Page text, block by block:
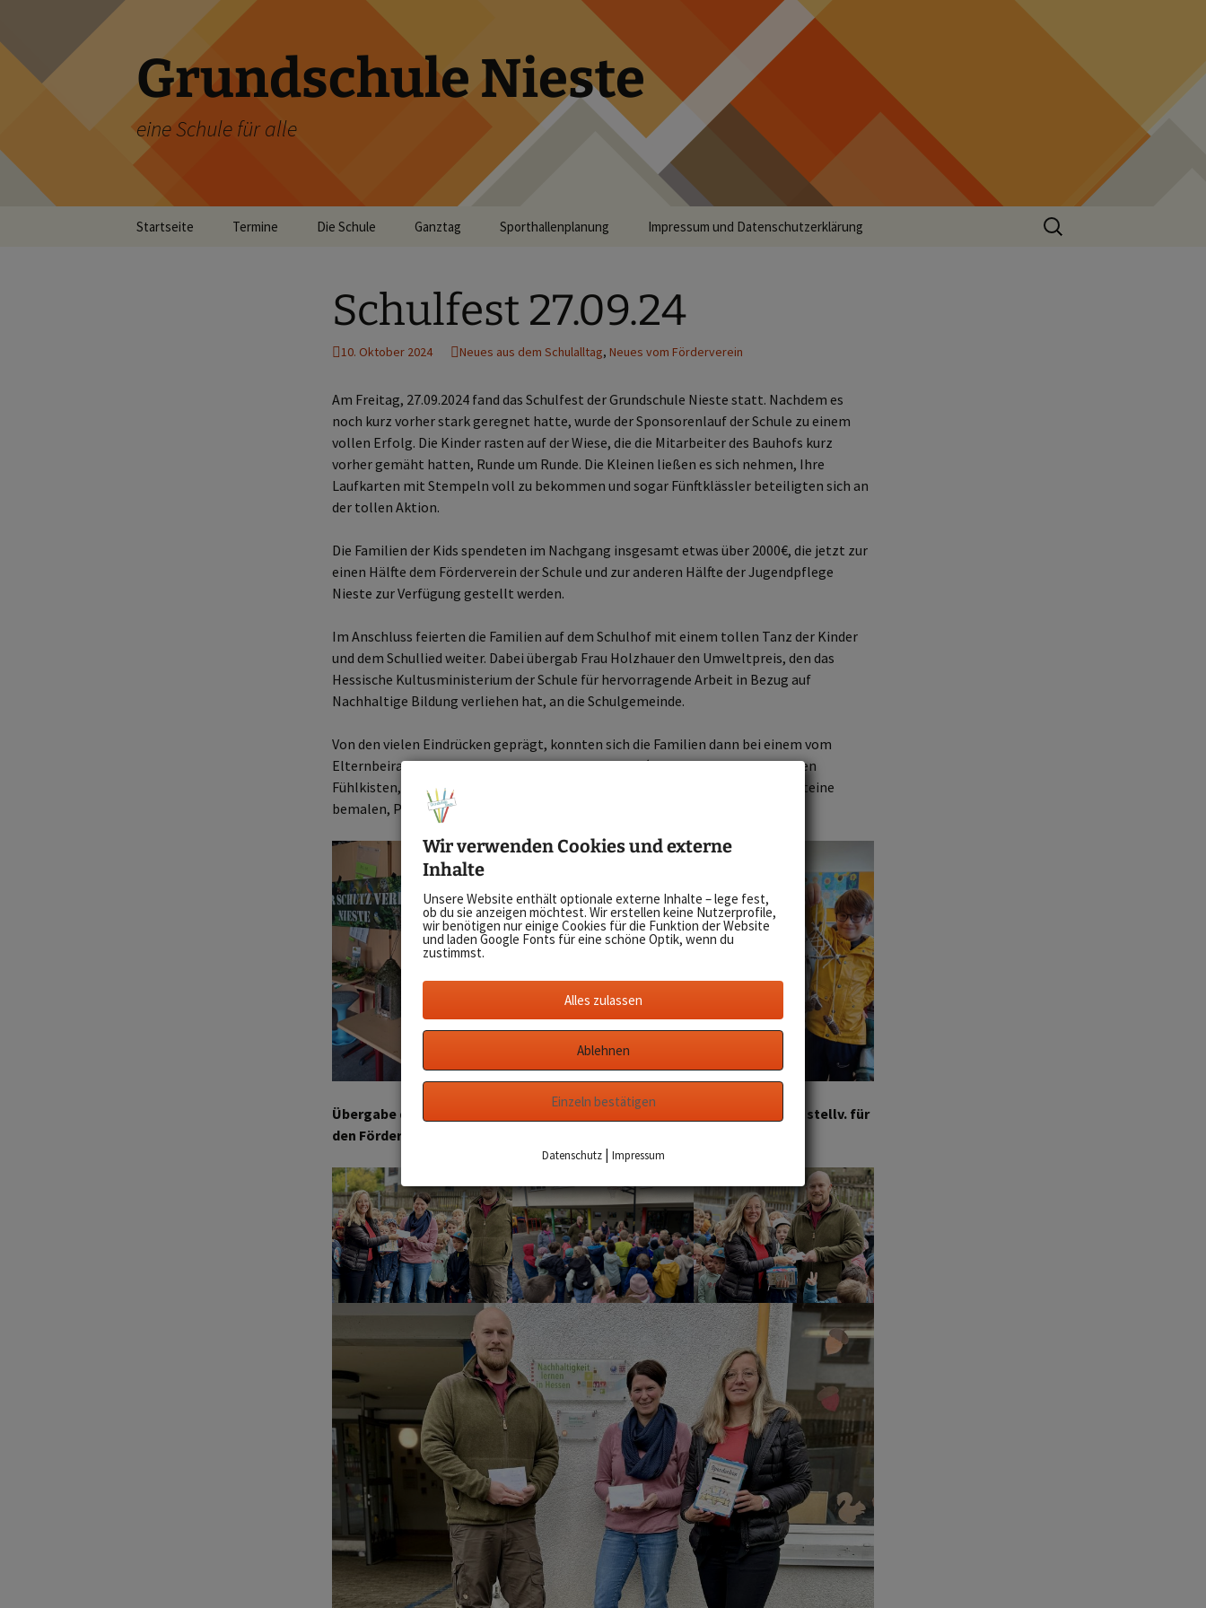
springen
Grundschule Nieste
eine Schule für alle
Startseite Termine Die Schule
Neues aus dem
Schulalltag
Unser Unterricht Arbeitsgemeinschaften
Team der Grundschule
Downloads
Förderverein der
Grundschule Nieste
Neues vom Förderverein
Ganztag
Erste Informationen zum
Ganztag 2025/26
Betreuung
Sporthallenplanung Impressum und Datenschutzerklärung
Suchen
nach:
Schulfest 27.09.24
10. Oktober 2024 Neues aus dem Schulalltag, Neues vom Förderverein
Am Freitag, 27.09.2024 fand das Schulfest der Grundschule Nieste statt. Nachdem es
noch kurz vorher stark geregnet hatte, wurde der Sponsorenlauf der Schule zu einem
vollen Erfolg. Die Kinder rasten auf der Wiese, die die Mitarbeiter des Bauhofs kurz
vorher gemäht hatten, Runde um Runde. Die Kleinen ließen es sich nehmen, Ihre
Laufkarten mit Stempeln voll zu bekommen und sogar Fünftklässler beteiligten sich an
der tollen Aktion.
Die Familien der Kids spendeten im Nachgang insgesamt etwas über 2000€, die jetzt zur
einen Hälfte dem Förderverein der Schule und zur anderen Hälfte der Jugendpflege
Nieste zur Verfügung gestellt werden.
Im Anschluss feierten die Familien auf dem Schulhof mit einem tollen Tanz der Kinder
und dem Schullied weiter. Dabei übergab Frau Holzhauer den Umweltpreis, den das
Hessische Kultusministerium der Schule für hervorragende Arbeit in Bezug auf
Nachhaltige Bildung verliehen hat, an die Schulgemeinde.
Von den vielen Eindrücken geprägt, konnten sich die Familien dann bei einem vom
Elternbeirat hervorragend organisierten Elterncafé stärken und in den Klassen
Fühlkisten, einen Barfußpfad, Aktionen des Naturvereins und der Natur-AG, Steine
bemalen, Portemonnaies aus Milchtüten und Traumfänger basteln.
Übergabe der Spendengelder vom Sponsorenlauf an Herrn Grabow und – stellv. für
den Förderverein – Frau Huss.
Wir verwenden Cookies und externe
Inhalte
Unsere Website enthält optionale externe Inhalte – lege fest,
ob du sie anzeigen möchtest. Wir erstellen keine Nutzerprofile,
wir benötigen nur einige Cookies für die Funktion der Website
und laden Google Fonts für eine schöne Optik, wenn du
zustimmst.
Alles zulassen
Ablehnen
Einzeln bestätigen
Datenschutz| Impressum